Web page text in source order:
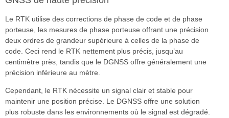
Le RTK utilise des corrections de phase de code et de phase
porteuse, les mesures de phase porteuse offrant une précision
deux ordres de grandeur supérieure à celles de la phase de
code. Ceci rend le RTK nettement plus précis, jusqu’au
centimètre près, tandis que le DGNSS offre généralement une
précision inférieure au mètre.
Cependant, le RTK nécessite un signal clair et stable pour
maintenir une position précise. Le DGNSS offre une solution
plus robuste dans les environnements où le signal est dégradé.